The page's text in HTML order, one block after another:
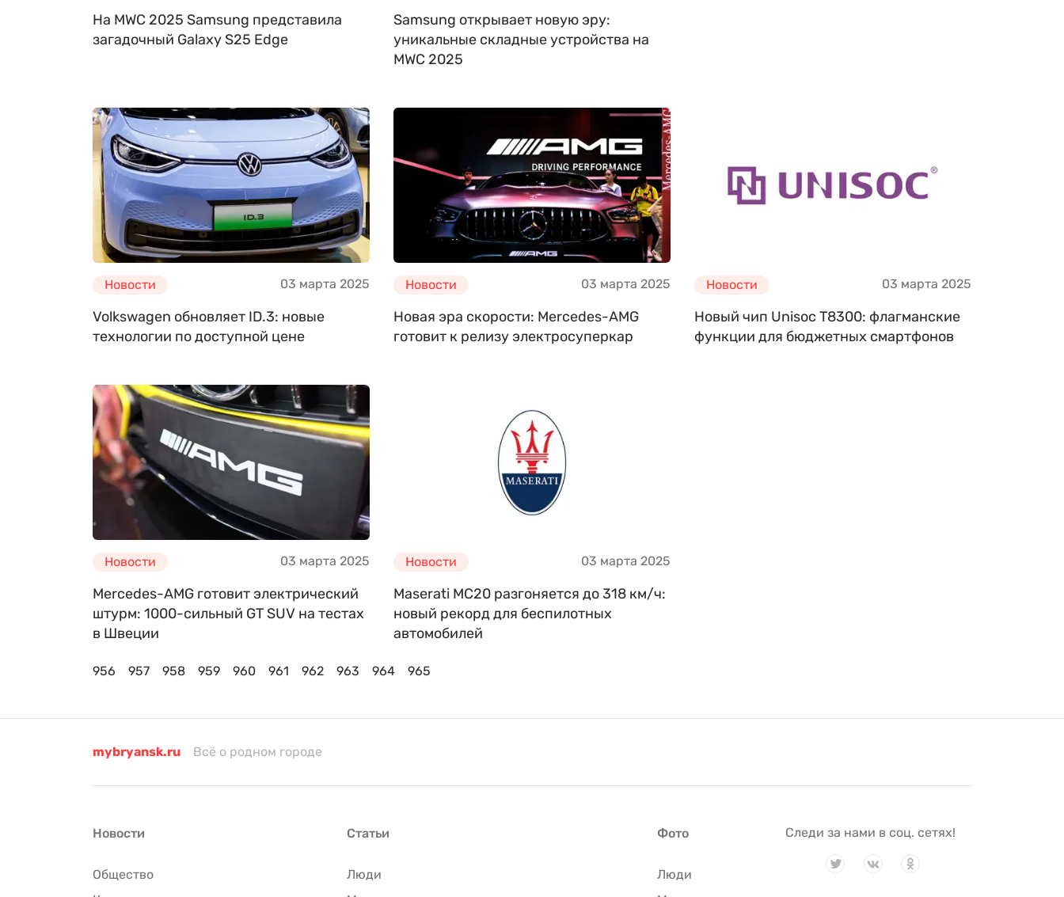
На MWC 2025 Samsung представила
загадочный Galaxy S25 Edge
Samsung открывает новую эру:
уникальные складные устройства на
MWC 2025
Новости 03 марта 2025
Volkswagen обновляет ID.3: новые
технологии по доступной цене
Новости 03 марта 2025
Новая эра скорости: Mercedes-AMG
готовит к релизу электросуперкар
Новости 03 марта 2025
Новый чип Unisoc T8300: флагманские
функции для бюджетных смартфонов
Новости 03 марта 2025
Mercedes-AMG готовит электрический
штурм: 1000-сильный GT SUV на тестах
в Швеции
Новости 03 марта 2025
Maserati MC20 разгоняется до 318 км/ч:
новый рекорд для беспилотных
автомобилей
956 957 958 959 960 961 962 963 964 965
mybryansk.ru Всё о родном городе
Новости
Общество
Статьи
Люди
Фото
Люди
Следи за нами в соц. сетях!